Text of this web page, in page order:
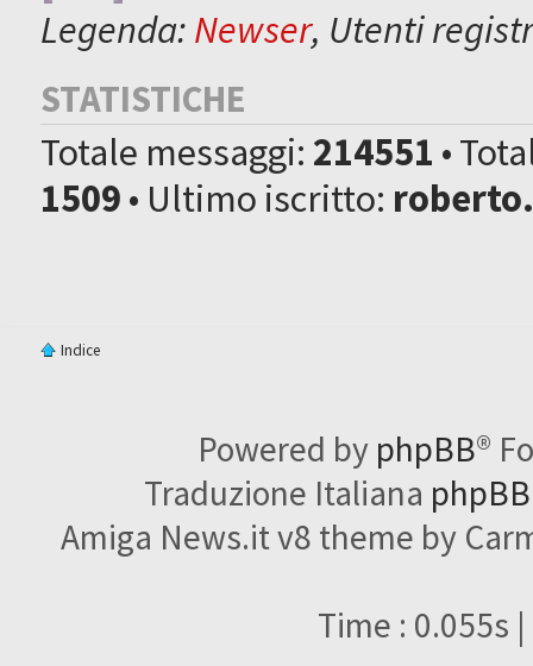
Legenda:Newser, Utenti
STATISTICHE
Totale messaggi: 214551 •
1509• Ultimo iscritto:
Indice
Powered by phpBB®
Traduzione Italiana
Amiga News.it v8 theme by
Time : 0.055s